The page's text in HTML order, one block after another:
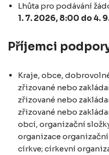
Lhůta pro podávání
1. 7. 2026, 8:00 do 4.
Příjemci
Kraje, obce,
zřizované nebo
zřizované nebo
zřizované nebo
obcí, organizační
organizace
církve; církevní